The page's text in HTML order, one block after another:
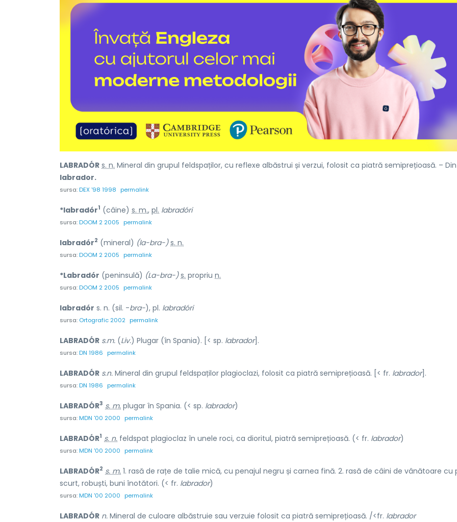
LABRADÓR s. n. Mineral din grupul feldspaților, cu reflexe albăstrui și verzui, folosit ca piatră semiprețioasă. – Din
labrador.
sursa:DEX '98 1998 permalink
*labradór1 (câine) s. m., pl. labradóri
sursa:DOOM 2 2005 permalink
labradór2 (mineral) (la-bra-) s. n.
sursa:DOOM 2 2005 permalink
*Labradór (peninsulă) (La-bra-) s. propriu n.
sursa:DOOM 2 2005 permalink
labradór s. n. (sil. -bra-), pl. labradóri
sursa: Ortografic 2002 permalink
LABRADÓR s.m. (Liv.) Plugar (în Spania). [< sp. labrador].
sursa:DN 1986 permalink
LABRADÓR s.n. Mineral din grupul feldspaților plagioclazi, folosit ca piatră semiprețioasă. [< fr. labrador].
sursa:DN 1986 permalink
LABRADÓR3 s. m. plugar în Spania. (< sp. labrador)
sursa:MDN '00 2000 permalink
LABRADÓR1 s. n. feldspat plagioclaz în unele roci, ca dioritul, piatră semiprețioasă. (< fr. labrador)
sursa:MDN '00 2000 permalink
LABRADÓR2 s. m. 1. rasă de rațe de talie mică, cu penajul negru și carnea fină. 2. rasă de câini de vânătoare cu
scurt, robuști, buni înotători. (< fr. labrador)
sursa:MDN '00 2000 permalink
LABRADÓR n. Mineral de culoare albăstruie sau verzuie folosit ca piatră semiprețioasă. /<fr. labrador